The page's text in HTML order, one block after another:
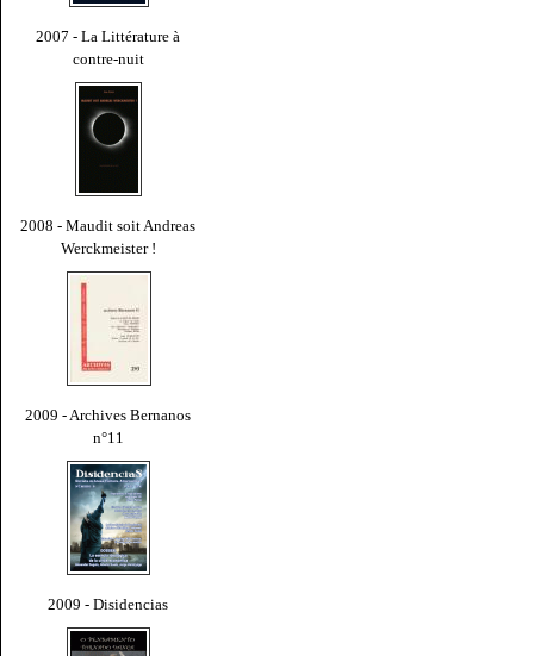
2007 - La Littérature à
contre-nuit
2008 - Maudit soit Andreas
Werckmeister !
2009 - Archives Bernanos
n°11
2009 - Disidencias